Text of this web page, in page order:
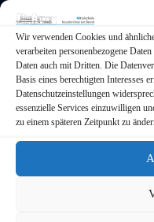
Wir verwenden Cookies und
verarbeiten personenbezogene
Daten auch mit Dritten. Die
Basis eines berechtigten Interesses
Datenschutzeinstellungen
essenzielle Services einzuwilligen
zu einem späteren Zeitpunkt zu
Von Montag, den 20.